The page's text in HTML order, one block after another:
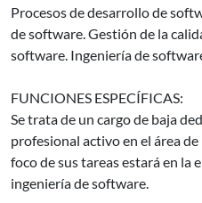
Procesos de desarrollo de
de software. Gestión de la
software. Ingeniería de
FUNCIONES ESPECÍFICAS:
Se trata de un cargo de baja
profesional activo en el área
foco de sus tareas estará en la
ingeniería de software.